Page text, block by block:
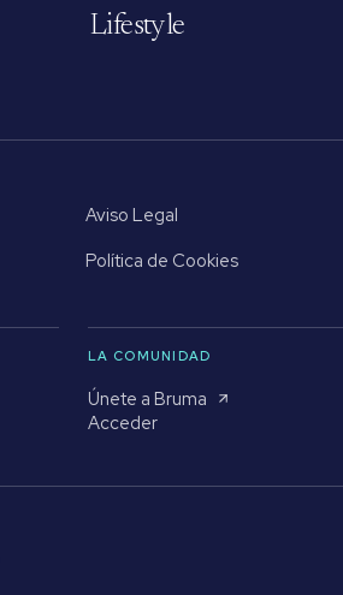
Lifestyle
Aviso Legal
Política de Cookies
LA COMUNIDAD
Únete a Bruma
Acceder